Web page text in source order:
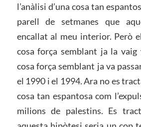
l’anàlisi d’una cosa tan
parell de setmanes que
encallat al meu interior. Però
cosa força semblant ja la vaig
cosa força semblant ja va
el 1990 i el 1994. Ara no es
cosa tan espantosa com
milions de palestins. Es